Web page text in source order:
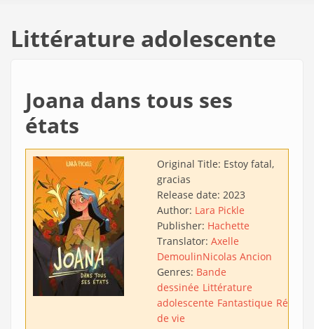
Littérature adolescente
Joana dans tous ses
états
Original Title: Estoy fatal,
gracias
Release date: 2023
Author: Lara Pickle
Publisher: Hachette
Translator: Axelle
DemoulinNicolas Ancion
Genres: Bande
dessinée Littérature
adolescente Fantastique Récit
de vie